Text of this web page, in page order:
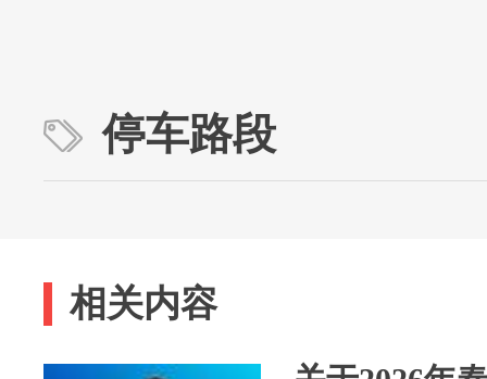
停车路段
相关内容